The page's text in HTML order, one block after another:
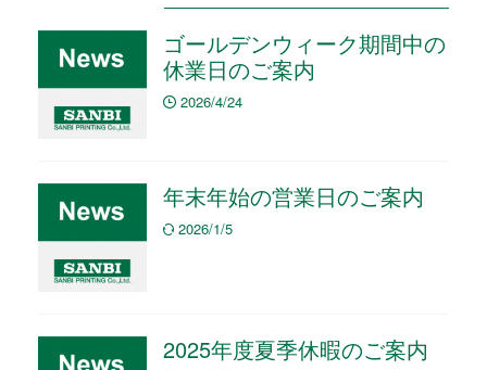
ゴールデンウィーク期間中の
休業日のご案内
2026/4/24
年末年始の営業日のご案内
2026/1/5
2025年度夏季休暇のご案内